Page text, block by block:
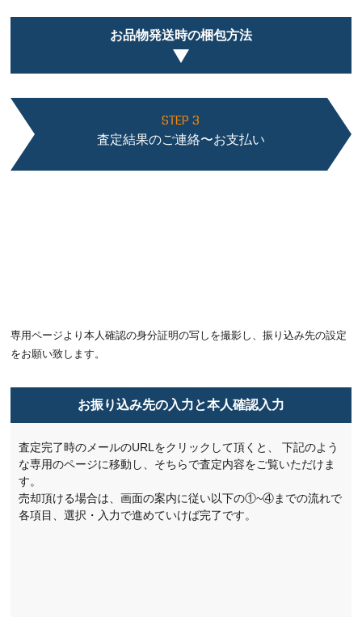
お品物発送時の梱包方法
STEP 3
査定結果のご連絡〜お支払い
専用ページより本人確認の身分証明の写しを撮影し、振り込み先の設定
をお願い致します。
お振り込み先の入力と本人確認入力
査定完了時のメールのURLをクリックして頂くと、
下記のよう
な専用のページに移動し、そちらで査定内容をご覧いただけま
す。
売却頂ける場合は、画面の案内に従い以下の①~④までの流れで
各項目、選択・入力で進めていけば完了です。